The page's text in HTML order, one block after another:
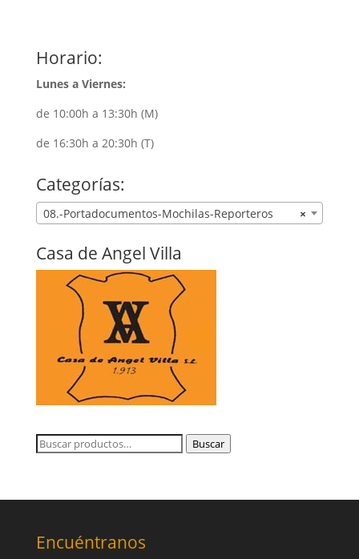
Horario:
Lunes a Viernes:
de 10:00h a 13:30h (M)
de 16:30h a 20:30h (T)
Categorías:
×
08.-Portadocumentos-Mochilas-Reporteros
Casa de Angel Villa
Buscar
Buscar
Encuéntranos